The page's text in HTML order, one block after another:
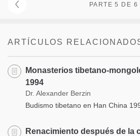
PARTE 5 DE 6
ARTÍCULOS
Monasterios tibetano-
1994
Dr. Alexander Berzin
Budismo tibetano en Han China
Renacimiento después de la